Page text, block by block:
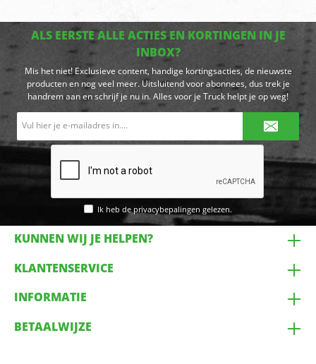
ALS EERSTE ALLE ACTIES EN KORTINGEN IN JE
INBOX?
Mis het niet! Exclusieve content, handige kortingsacties, de nieuwste
producten en nog veel meer. Uitsluitend voor abonnees, dus trek je
handrem aan en schrijf je nu in. Alles voor je Truck helpt je op weg!
Ik heb de privacybepalingen gelezen.
KUNNEN WIJ JE HELPEN?
KLANTENSERVICE
INFORMATIE
BETAALWIJZE